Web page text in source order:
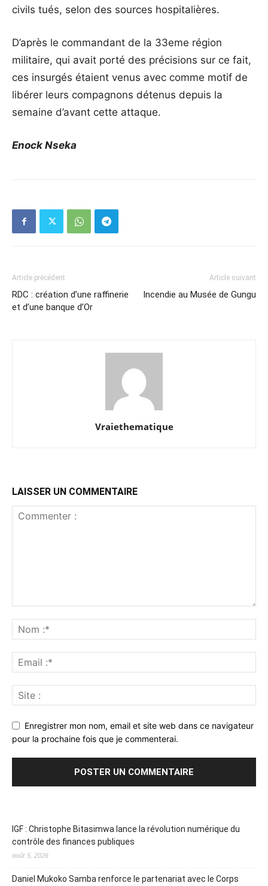
civils tués, selon des sources hospitalières.
D’après le commandant de la 33eme région
militaire, qui avait porté des précisions sur ce fait,
ces insurgés étaient venus avec comme motif de
libérer leurs compagnons détenus depuis la
semaine d’avant cette attaque.
Enock Nseka
Article précédent
RDC : création d’une raffinerie
et d’une banque d’Or
Article suivant
Incendie au Musée de Gungu
Vraiethematique
LAISSER UN COMMENTAIRE
Enregistrer mon nom, email et site web dans ce navigateur
pour la prochaine fois que je commenterai.
IGF : Christophe Bitasimwa lance la révolution numérique du
contrôle des finances publiques
août 5, 2026
Daniel Mukoko Samba renforce le partenariat avec le Corps